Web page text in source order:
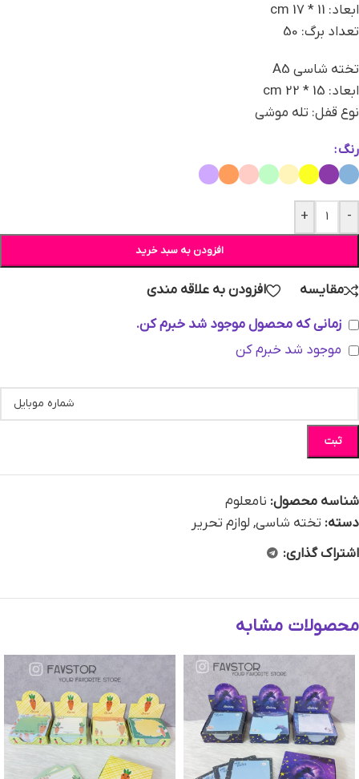
ابعاد: 11 * 17 cm
تعداد برگ: 50
تخته شاسی A5
ابعاد: 15 * 22 cm
نوع قفل: تله موشی
رنگ
-
+
افزودن به سبد خرید
مقایسه
افزودن به علاقه مندی
زمانی که محصول موجود شد خبرم کن.
موجود شد خبرم کن
ثبت
شناسه محصول: نامعلوم
دسته: تخته شاسی, لوازم تحریر
اشتراک گذاری:
محصولات مشابه